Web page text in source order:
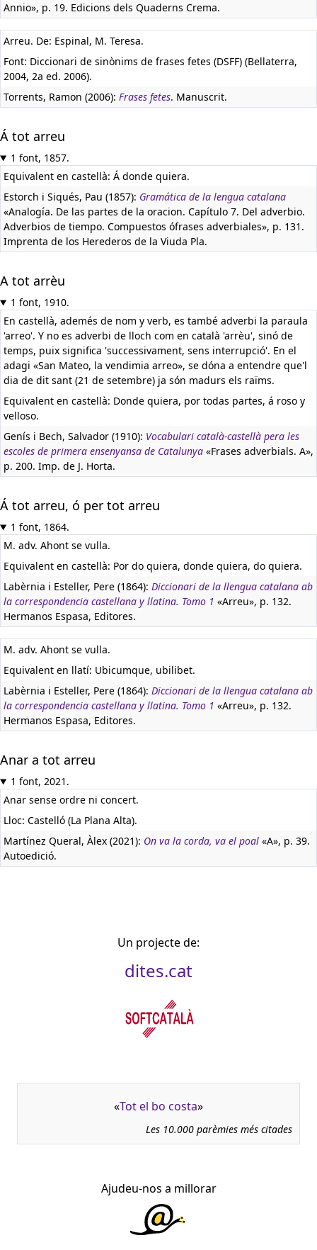
Annio», p. 19. Edicions dels Quaderns Crema.
Arreu. De: Espinal, M. Teresa.
Font: Diccionari de sinònims de frases fetes (DSFF) (Bellaterra,
2004, 2a ed. 2006).
Torrents, Ramon (2006): Frases fetes. Manuscrit.
Á tot arreu
1 font, 1857.
Equivalent en castellà: Á donde quiera.
Estorch i Siqués, Pau (1857): Gramática de la lengua catalana
«Analogía. De las partes de la oracion. Capítulo 7. Del adverbio.
Adverbios de tiempo. Compuestos ófrases adverbiales», p. 131.
Imprenta de los Herederos de la Viuda Pla.
A tot arrèu
1 font, 1910.
En castellà, ademés de nom y verb, es també adverbi la paraula
'arreo'. Y no es adverbi de lloch com en català 'arrèu', sinó de
temps, puix significa 'successivament, sens interrupció'. En el
adagi «San Mateo, la vendimia arreo», se dóna a entendre que'l
dia de dit sant (21 de setembre) ja són madurs els raïms.
Equivalent en castellà: Donde quiera, por todas partes, á roso y
velloso.
Genís i Bech, Salvador (1910): Vocabulari català-castellà pera les
escoles de primera ensenyansa de Catalunya «Frases adverbials. A»,
p. 200. Imp. de J. Horta.
Á tot arreu, ó per tot arreu
1 font, 1864.
M. adv. Ahont se vulla.
Equivalent en castellà: Por do quiera, donde quiera, do quiera.
Labèrnia i Esteller, Pere (1864): Diccionari de la llengua catalana ab
la correspondencia castellana y llatina. Tomo 1 «Arreu», p. 132.
Hermanos Espasa, Editores.
M. adv. Ahont se vulla.
Equivalent en llatí: Ubicumque, ubilibet.
Labèrnia i Esteller, Pere (1864): Diccionari de la llengua catalana ab
la correspondencia castellana y llatina. Tomo 1 «Arreu», p. 132.
Hermanos Espasa, Editores.
Anar a tot arreu
1 font, 2021.
Anar sense ordre ni concert.
Lloc: Castelló (La Plana Alta).
Martínez Queral, Àlex (2021): On va la corda, va el poal «A», p. 39.
Autoedició.
Un projecte de:
dites.cat
«Tot el bo costa»
Les 10.000 parèmies més citades
Ajudeu-nos a millorar